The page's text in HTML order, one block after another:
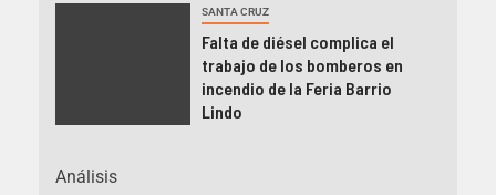
SANTA CRUZ
Falta de diésel complica el
trabajo de los bomberos en
incendio de la Feria Barrio
Lindo
Análisis